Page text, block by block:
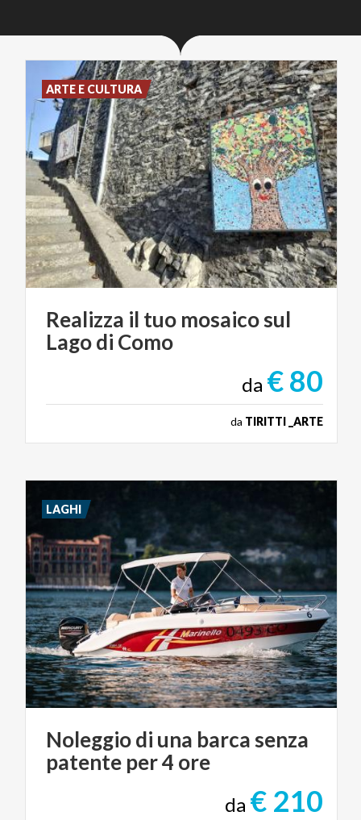
Realizza il tuo mosaicosul
Lagodi Como
da € 80
da TIRITTI _ARTE
ARTE E CULTURA
Noleggiodi una barca senza
patente per4 ore
da € 210
LAGHI